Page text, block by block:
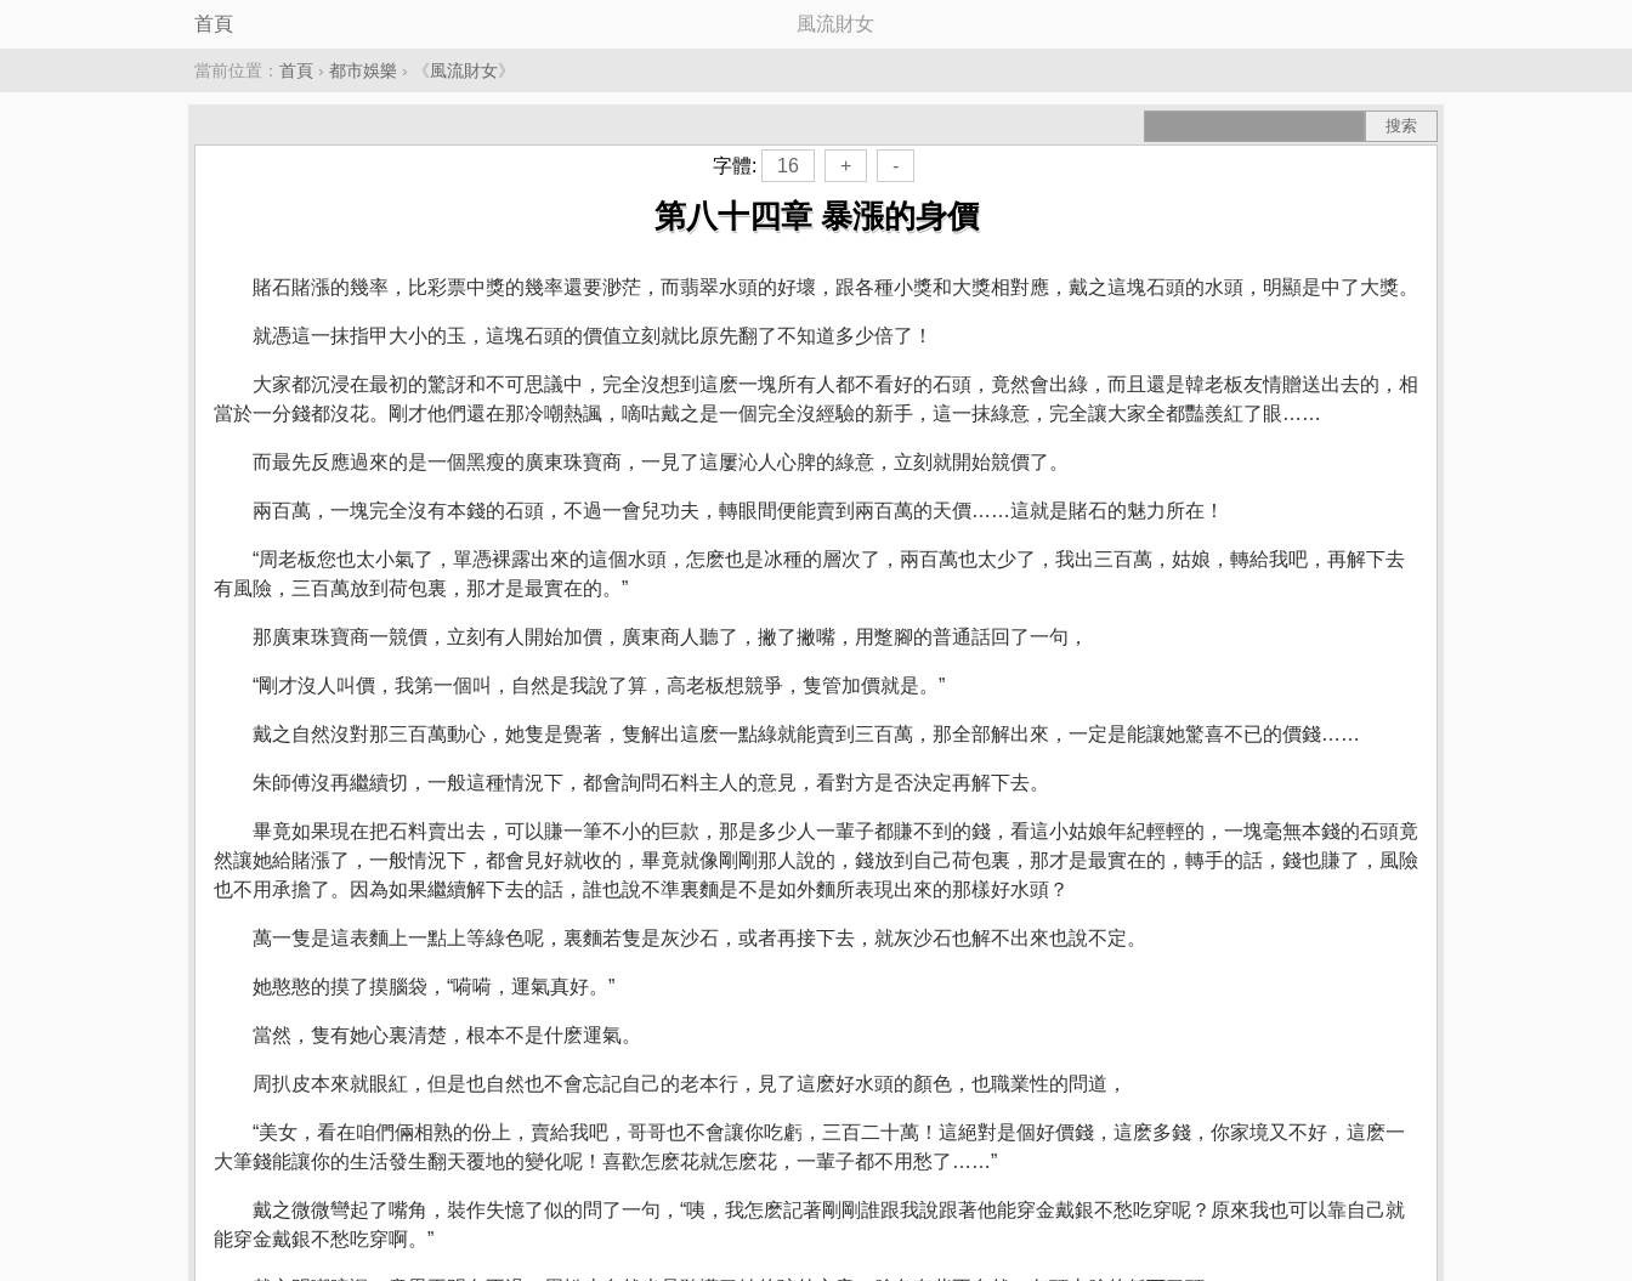
首頁 風流財女
當前位置： 首頁 › 都市娛樂 › 《 風流財女》
字體: 16 + -
第八十四章 暴漲的身價
賭石賭漲的幾率，比彩票中獎的幾率還要渺茫，而翡翠水頭的好壞，跟各種小獎和大獎相對應，戴之這塊石頭的水頭，明顯是中了大獎。
就憑這一抹指甲大小的玉，這塊石頭的價值立刻就比原先翻了不知道多少倍了！
大家都沉浸在最初的驚訝和不可思議中，完全沒想到這麽一塊所有人都不看好的石頭，竟然會出綠，而且還是韓老板友情贈送出去的，相
當於一分錢都沒花。剛才他們還在那冷嘲熱諷，嘀咕戴之是一個完全沒經驗的新手，這一抹綠意，完全讓大家全都豔羨紅了眼……
而最先反應過來的是一個黑瘦的廣東珠寶商，一見了這屢沁人心脾的綠意，立刻就開始競價了。
兩百萬，一塊完全沒有本錢的石頭，不過一會兒功夫，轉眼間便能賣到兩百萬的天價……這就是賭石的魅力所在！
“周老板您也太小氣了，單憑裸露出來的這個水頭，怎麽也是冰種的層次了，兩百萬也太少了，我出三百萬，姑娘，轉給我吧，再解下去
有風險，三百萬放到荷包裏，那才是最實在的。”
那廣東珠寶商一競價，立刻有人開始加價，廣東商人聽了，撇了撇嘴，用蹩腳的普通話回了一句，
“剛才沒人叫價，我第一個叫，自然是我說了算，高老板想競爭，隻管加價就是。”
戴之自然沒對那三百萬動心，她隻是覺著，隻解出這麽一點綠就能賣到三百萬，那全部解出來，一定是能讓她驚喜不已的價錢……
朱師傅沒再繼續切，一般這種情況下，都會詢問石料主人的意見，看對方是否決定再解下去。
畢竟如果現在把石料賣出去，可以賺一筆不小的巨款，那是多少人一輩子都賺不到的錢，看這小姑娘年紀輕輕的，一塊毫無本錢的石頭竟
然讓她給賭漲了，一般情況下，都會見好就收的，畢竟就像剛剛那人說的，錢放到自己荷包裏，那才是最實在的，轉手的話，錢也賺了，風險
也不用承擔了。因為如果繼續解下去的話，誰也說不準裏麵是不是如外麵所表現出來的那樣好水頭？
萬一隻是這表麵上一點上等綠色呢，裏麵若隻是灰沙石，或者再接下去，就灰沙石也解不出來也說不定。
她憨憨的摸了摸腦袋，“嗬嗬，運氣真好。”
當然，隻有她心裏清楚，根本不是什麽運氣。
周扒皮本來就眼紅，但是也自然也不會忘記自己的老本行，見了這麽好水頭的顏色，也職業性的問道，
“美女，看在咱們倆相熟的份上，賣給我吧，哥哥也不會讓你吃虧，三百二十萬！這絕對是個好價錢，這麽多錢，你家境又不好，這麽一
大筆錢能讓你的生活發生翻天覆地的變化呢！喜歡怎麽花就怎麽花，一輩子都不用愁了……”
戴之微微彎起了嘴角，裝作失憶了似的問了一句，“咦，我怎麽記著剛剛誰跟我說跟著他能穿金戴銀不愁吃穿呢？原來我也可以靠自己就
能穿金戴銀不愁吃穿啊。”